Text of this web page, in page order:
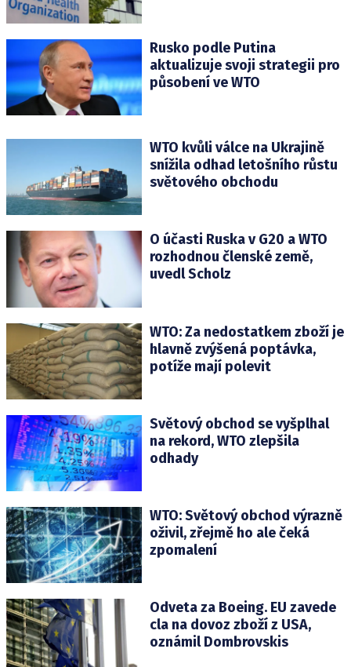
Rusko podle Putina
aktualizuje svoji strategii pro
působení ve WTO
WTO kvůli válce na Ukrajině
snížila odhad letošního růstu
světového obchodu
O účasti Ruska v G20 a WTO
rozhodnou členské země,
uvedl Scholz
WTO: Za nedostatkem zboží je
hlavně zvýšená poptávka,
potíže mají polevit
Světový obchod se vyšplhal
na rekord, WTO zlepšila
odhady
WTO: Světový obchod výrazně
oživil, zřejmě ho ale čeká
zpomalení
Odveta za Boeing. EU zavede
cla na dovoz zboží z USA,
oznámil Dombrovskis